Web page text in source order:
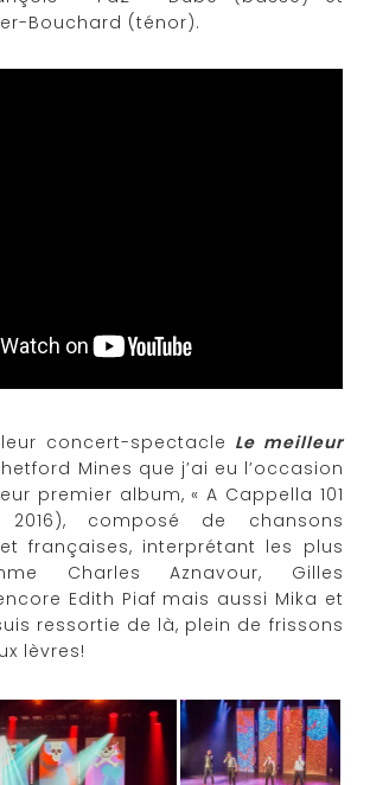
Bouchard (ténor).
concert-spectacle Le meilleur
Mines que j’ai eu l’occasion
premier album, « A Cappella 101
composé de chansons
françaises, interprétant les plus
Charles Aznavour, Gilles
Edith Piaf mais aussi Mika et
ressortie de là, plein de frissons
lèvres!